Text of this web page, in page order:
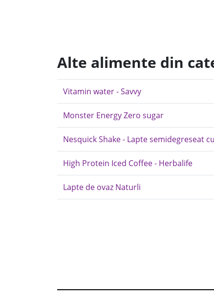
Alte alimente din
Vitamin water - Savvy
Monster Energy Zero sugar
Nesquick Shake - Lapte semidegreseat
High Protein Iced Coffee - Herbalife
Lapte de ovaz Naturli